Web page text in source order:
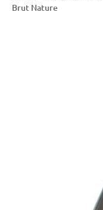
Brut Nature